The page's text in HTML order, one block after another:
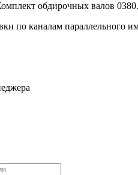
обдирочных валов
по каналам параллельного